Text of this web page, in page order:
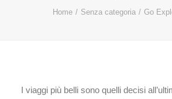
Home Senza categoria Go
I viaggi più belli sono quelli decisi